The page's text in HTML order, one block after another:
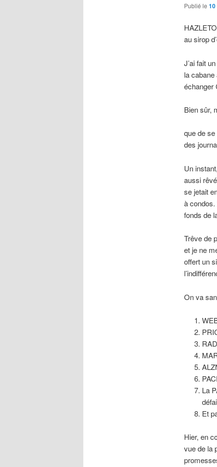
Publié le
au sirop
J’ai fait
la
échanger
Bien sûr,
que de
des
Un
aussi
se jetait
à condos.
fonds de
Trêve de
et je ne
offert un
On va
La
Et
Hier, en
vue de la